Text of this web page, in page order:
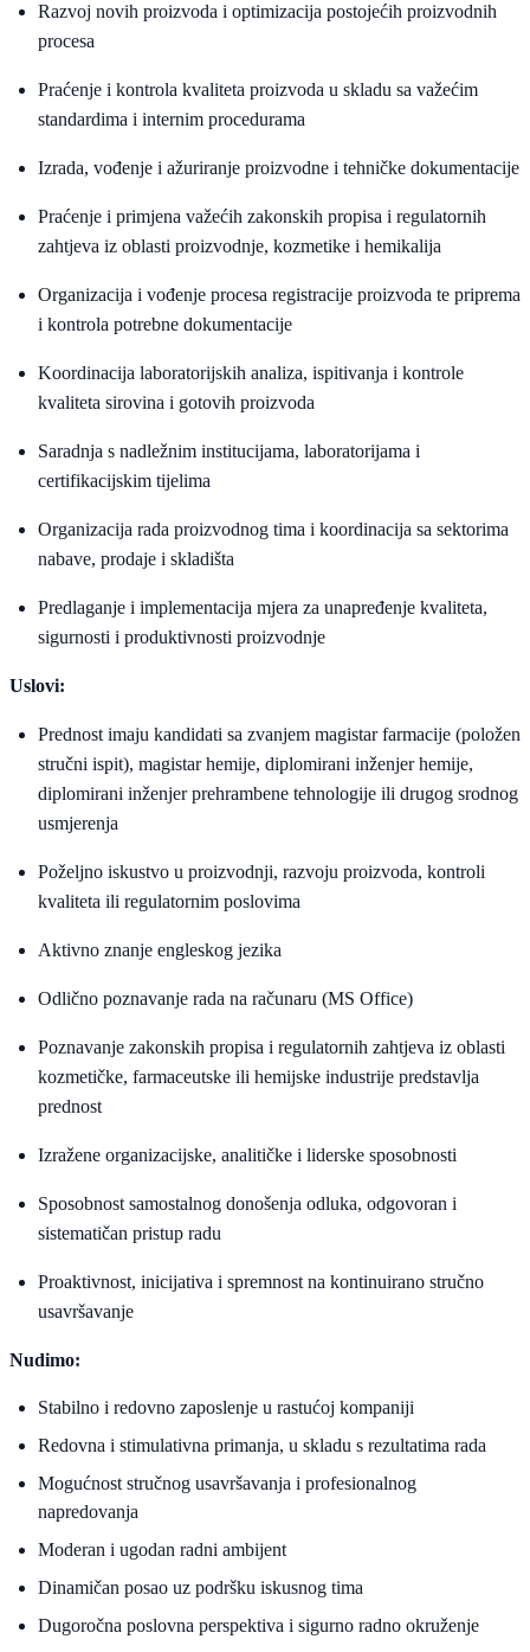
Razvoj novih proizvoda i optimizacija postojećih proizvodnih
procesa
Praćenje i kontrola kvaliteta proizvoda u skladu sa važećim
standardima i internim procedurama
Izrada, vođenje i ažuriranje proizvodne i tehničke dokumentacije
Praćenje i primjena važećih zakonskih propisa i regulatornih
zahtjeva iz oblasti proizvodnje, kozmetike i hemikalija
Organizacija i vođenje procesa registracije proizvoda te priprema
i kontrola potrebne dokumentacije
Koordinacija laboratorijskih analiza, ispitivanja i kontrole
kvaliteta sirovina i gotovih proizvoda
Saradnja s nadležnim institucijama, laboratorijama i
certifikacijskim tijelima
Organizacija rada proizvodnog tima i koordinacija sa sektorima
nabave, prodaje i skladišta
Predlaganje i implementacija mjera za unapređenje kvaliteta,
sigurnosti i produktivnosti proizvodnje
Uslovi:
Prednost imaju kandidati sa zvanjem magistar farmacije (položen
stručni ispit), magistar hemije, diplomirani inženjer hemije,
diplomirani inženjer prehrambene tehnologije ili drugog srodnog
usmjerenja
Poželjno iskustvo u proizvodnji, razvoju proizvoda, kontroli
kvaliteta ili regulatornim poslovima
Aktivno znanje engleskog jezika
Odlično poznavanje rada na računaru (MS Office)
Poznavanje zakonskih propisa i regulatornih zahtjeva iz oblasti
kozmetičke, farmaceutske ili hemijske industrije predstavlja
prednost
Izražene organizacijske, analitičke i liderske sposobnosti
Sposobnost samostalnog donošenja odluka, odgovoran i
sistematičan pristup radu
Proaktivnost, inicijativa i spremnost na kontinuirano stručno
usavršavanje
Nudimo:
Stabilno i redovno zaposlenje u rastućoj kompaniji
Redovna i stimulativna primanja, u skladu s rezultatima rada
Mogućnost stručnog usavršavanja i profesionalnog
napredovanja
Moderan i ugodan radni ambijent
Dinamičan posao uz podršku iskusnog tima
Dugoročna poslovna perspektiva i sigurno radno okruženje